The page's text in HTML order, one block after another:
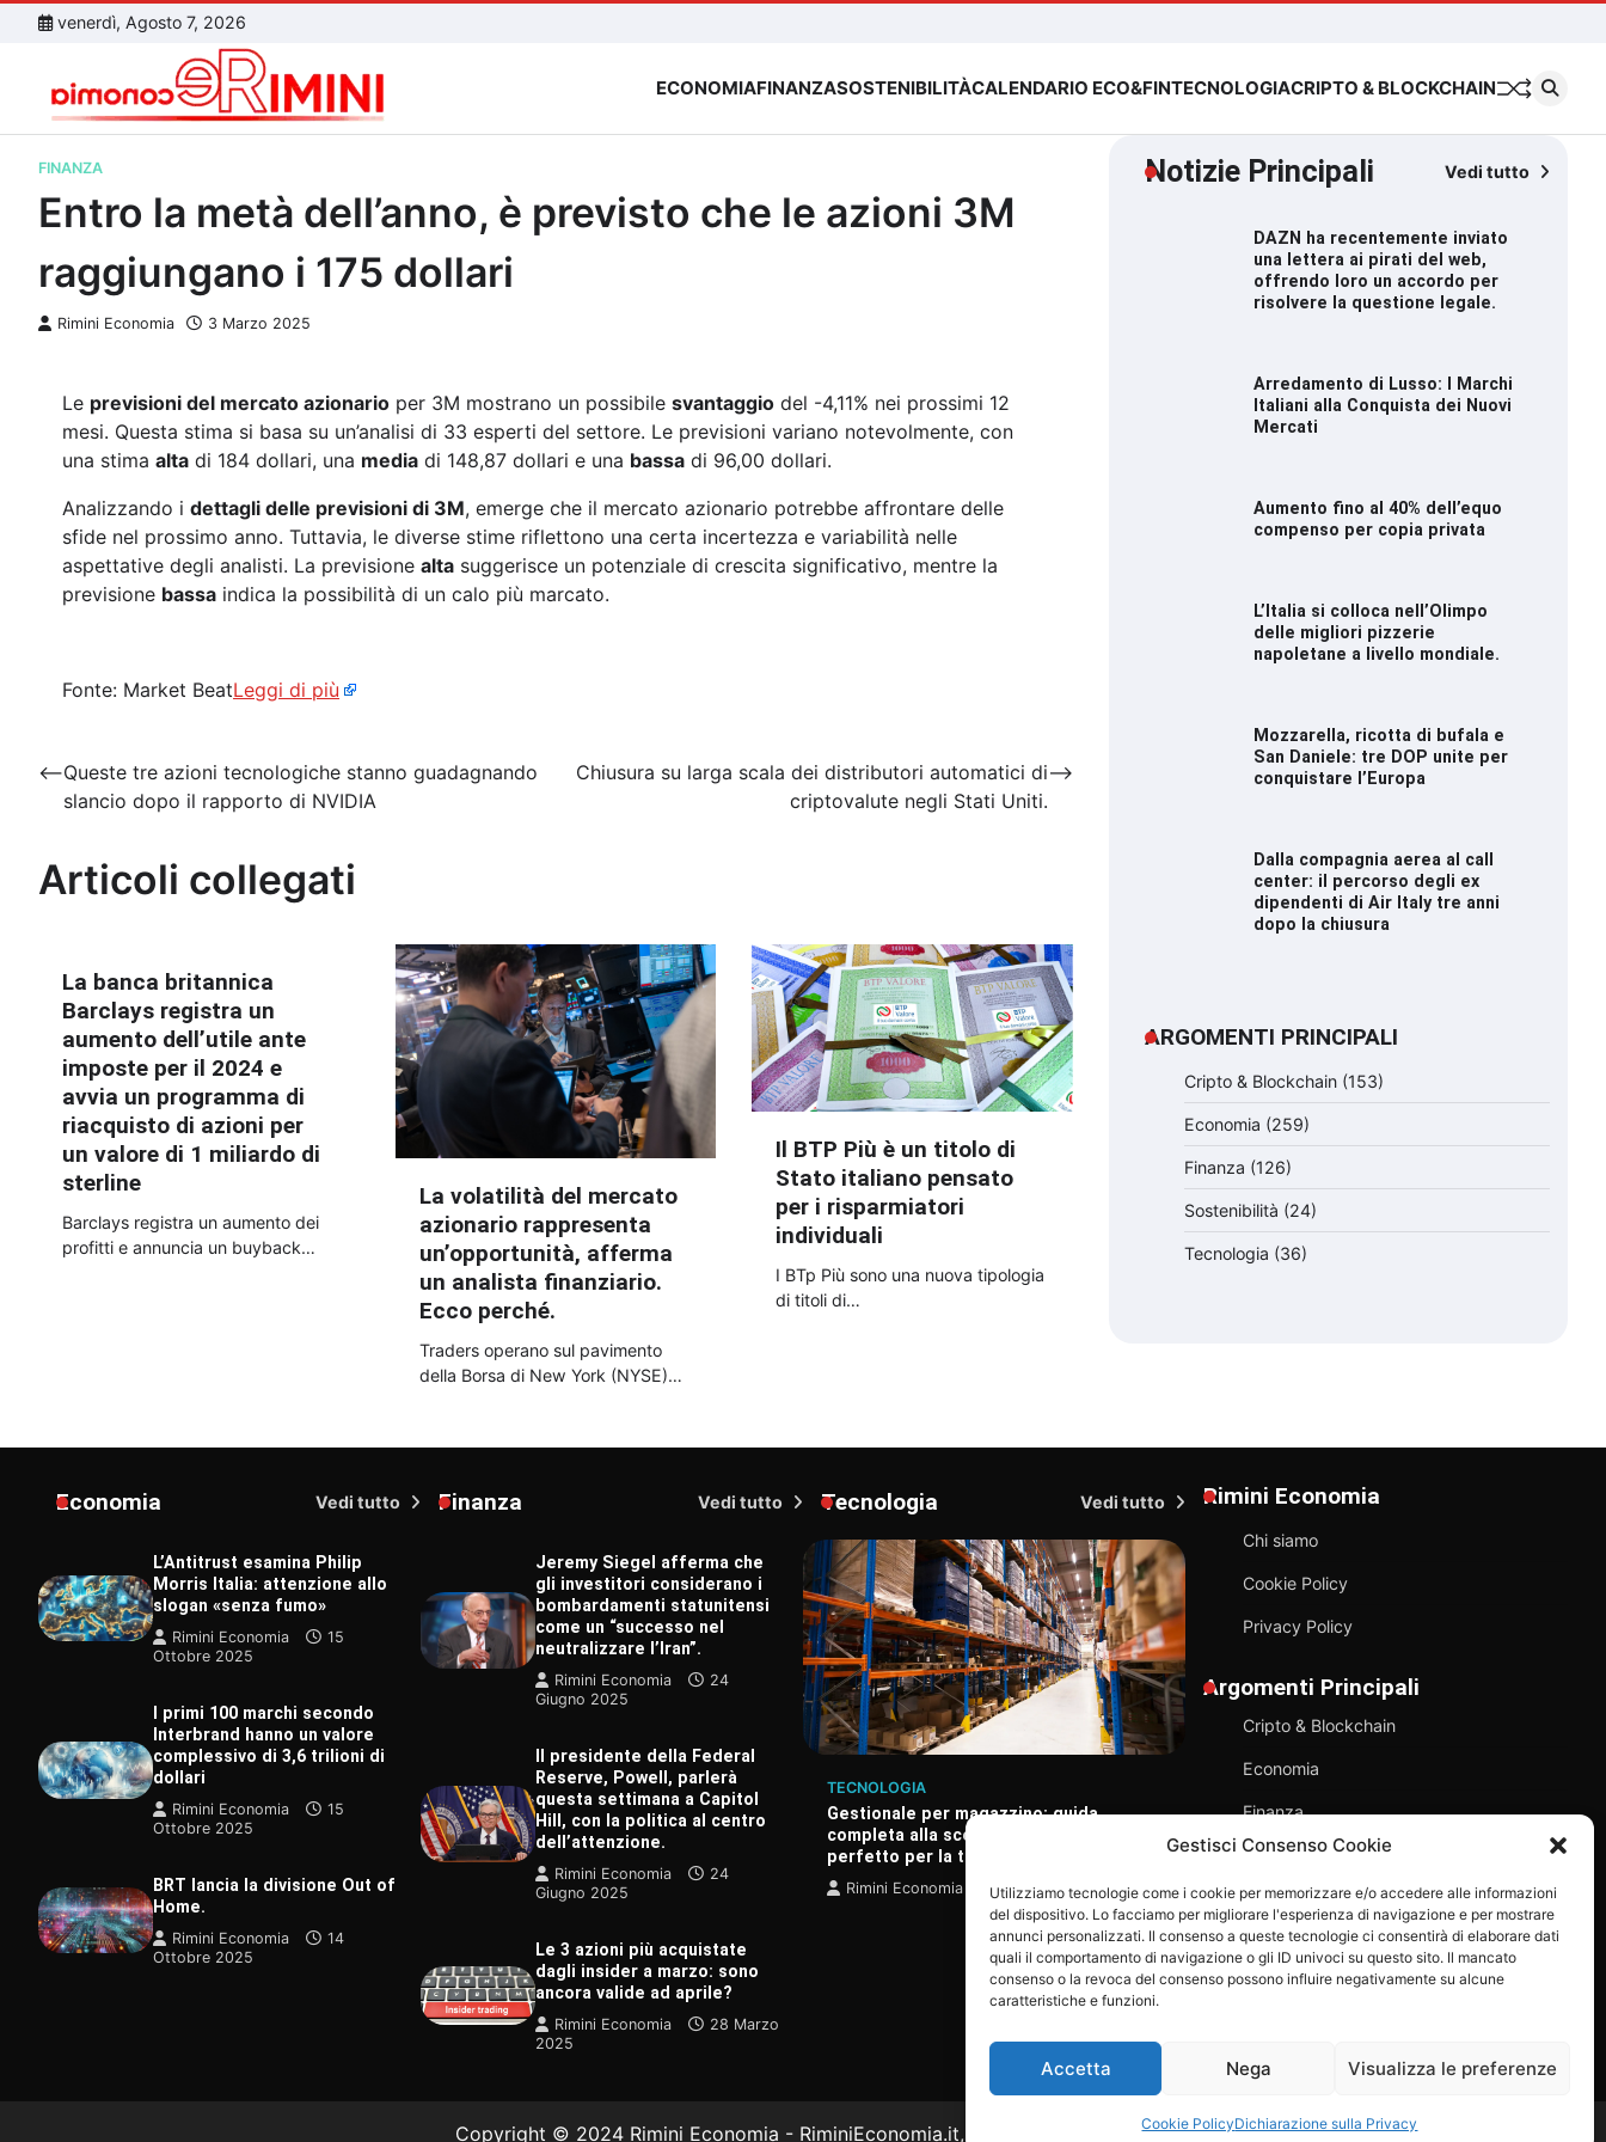
Gestisci Consenso Cookie
Utilizziamo tecnologie come i cookie per memorizzare e/o accedere alle informazioni
del dispositivo. Lo facciamo per migliorare l'esperienza di navigazione e per mostrare
annunci personalizzati. Il consenso a queste tecnologie ci consentirà di elaborare dati
quali il comportamento di navigazione o gli ID univoci su questo sito. Il mancato
consenso o la revoca del consenso possono influire negativamente su alcune
caratteristiche e funzioni.
Accetta Nega Visualizza le preferenze
Cookie PolicyDichiarazione sulla Privacy
venerdì, Agosto 7, 2026
ECONOMIAFINANZASOSTENIBILITÀCALENDARIO ECO&FINTECNOLOGIACRIPTO & BLOCKCHAIN
FINANZA
Entro la metà dell’anno, è previsto che le azioni 3M
raggiungano i 175 dollari
Rimini Economia 3 Marzo 2025
Le previsioni del mercato azionario per 3M mostrano un possibile svantaggio del -4,11% nei prossimi 12
mesi. Questa stima si basa su un’analisi di 33 esperti del settore. Le previsioni variano notevolmente, con
una stima alta di 184 dollari, una media di 148,87 dollari e una bassa di 96,00 dollari.
Analizzando i dettagli delle previsioni di 3M, emerge che il mercato azionario potrebbe affrontare delle
sfide nel prossimo anno. Tuttavia, le diverse stime riflettono una certa incertezza e variabilità nelle
aspettative degli analisti. La previsione alta suggerisce un potenziale di crescita significativo, mentre la
previsione bassa indica la possibilità di un calo più marcato.
Fonte: Market BeatLeggi di più
Navigazione
articoli
⟵Queste tre azioni tecnologiche stanno guadagnando
slancio dopo il rapporto di NVIDIA
Chiusura su larga scala dei distributori automatici di
criptovalute negli Stati Uniti.
⟶
Articoli collegati
La banca britannica
Barclays registra un
aumento dell’utile ante
imposte per il 2024 e
avvia un programma di
riacquisto di azioni per
un valore di 1 miliardo di
sterline
Barclays registra un aumento dei
profitti e annuncia un buyback…
La volatilità del mercato
azionario rappresenta
un’opportunità, afferma
un analista finanziario.
Ecco perché.
Traders operano sul pavimento
della Borsa di New York (NYSE)…
Il BTP Più è un titolo di
Stato italiano pensato
per i risparmiatori
individuali
I BTp Più sono una nuova tipologia
di titoli di…
Notizie Principali Vedi tutto
DAZN ha recentemente inviato
una lettera ai pirati del web,
offrendo loro un accordo per
risolvere la questione legale.
Arredamento di Lusso: I Marchi
Italiani alla Conquista dei Nuovi
Mercati
Aumento fino al 40% dell’equo
compenso per copia privata
L’Italia si colloca nell’Olimpo
delle migliori pizzerie
napoletane a livello mondiale.
Mozzarella, ricotta di bufala e
San Daniele: tre DOP unite per
conquistare l’Europa
Dalla compagnia aerea al call
center: il percorso degli ex
dipendenti di Air Italy tre anni
dopo la chiusura
ARGOMENTI PRINCIPALI
Cripto & Blockchain (153)
Economia (259)
Finanza (126)
Sostenibilità (24)
Tecnologia (36)
Economia Vedi tutto
L’Antitrust esamina Philip
Morris Italia: attenzione allo
slogan «senza fumo»
Rimini Economia
15
Ottobre 2025
I primi 100 marchi secondo
Interbrand hanno un valore
complessivo di 3,6 trilioni di
dollari
Rimini Economia
15
Ottobre 2025
BRT lancia la divisione Out of
Home.
Rimini Economia
14
Ottobre 2025
Finanza Vedi tutto
Jeremy Siegel afferma che
gli investitori considerano i
bombardamenti statunitensi
come un “successo nel
neutralizzare l’Iran”.
Rimini Economia
24
Giugno 2025
Il presidente della Federal
Reserve, Powell, parlerà
questa settimana a Capitol
Hill, con la politica al centro
dell’attenzione.
Rimini Economia
24
Giugno 2025
Le 3 azioni più acquistate
dagli insider a marzo: sono
ancora valide ad aprile?
Rimini Economia
28 Marzo
2025
Tecnologia Vedi tutto
TECNOLOGIA
È stato appena scoperto un nuovo
gruppo sanguigno, considerato il più
Rimini Economia 24 Giugno 2025
TECNOLOGIA
Gestionale per magazzino: guida
completa alla scelta del software
perfetto per la tua azienda
Rimini Economia 20 Dicembre 2025
La società di navigazione giapponese
piattaforma per il pagamento degli
stipendi destinata ai marittimi.
Rimini Economia 24 Giugno 2025
Rimini Economia
Chi siamo
Cookie Policy
Privacy Policy
Argomenti Principali
Cripto & Blockchain
Economia
Finanza
Sostenibilità
Tecnologia
Copyright © 2024 Rimini Economia - RiminiEconomia.it, tutti i diritti riservati